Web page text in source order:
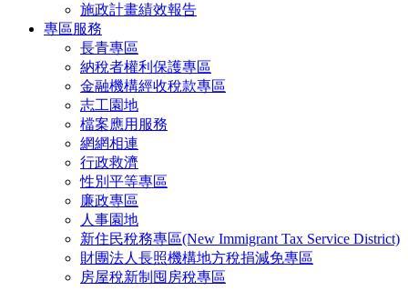
施政計畫績效報告
專區服務
長青專區
納稅者權利保護專區
金融機構經收稅款專區
志工園地
檔案應用服務
網網相連
行政救濟
性別平等專區
廉政專區
人事園地
新住民稅務專區(New Immigrant Tax Service District)
財團法人長照機構地方稅捐減免專區
房屋稅新制囤房稅專區